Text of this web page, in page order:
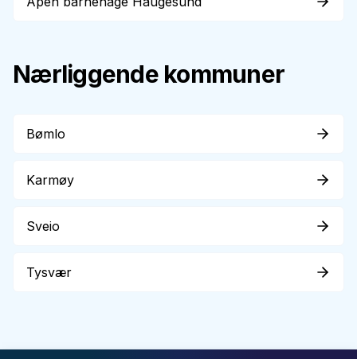
Nærliggende kommuner
Bømlo
Karmøy
Sveio
Tysvær